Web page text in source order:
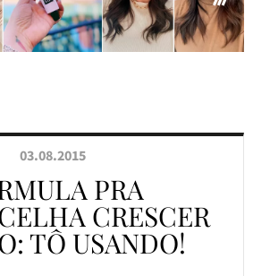
03.08.2015
PRA
CRESCER
TÔ USANDO!